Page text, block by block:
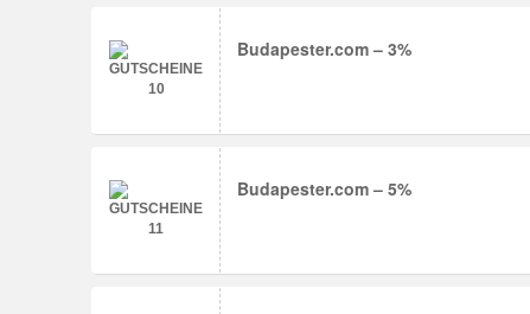
Budapester.com – 3%
Budapester.com – 5%